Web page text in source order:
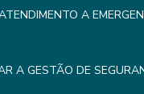
A
A GESTÃO DE